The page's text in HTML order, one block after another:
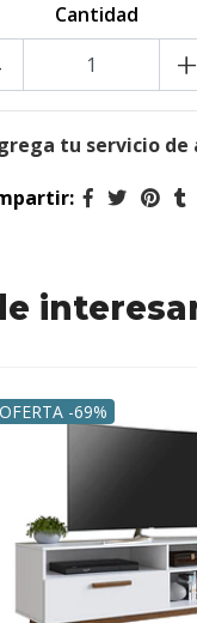
Cantidad
+
tu servicio de
OFERTA -69%